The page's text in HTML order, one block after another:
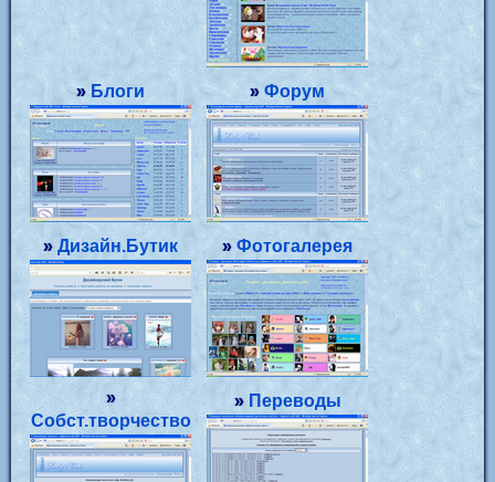
» Блоги » Форум
» Дизайн.Бутик » Фотогалерея
»
Собст.творчество
» Переводы